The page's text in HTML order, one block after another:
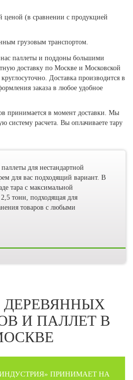
ценой (в сравнении с продукцией
грузовым транспортом.
паллеты и поддоны большими
доставку по Москве и Московской
Доставка производится в
заказа в любое удобное
принимается в момент доставки. Мы
систему расчета. Вы оплачиваете тару
для нестандартной
для вас подходящий вариант. В
тара с максимальной
тонн, подходящая для
товаров с любыми
И ПАЛЛЕТ В
ПРИНИМАЕТ НА